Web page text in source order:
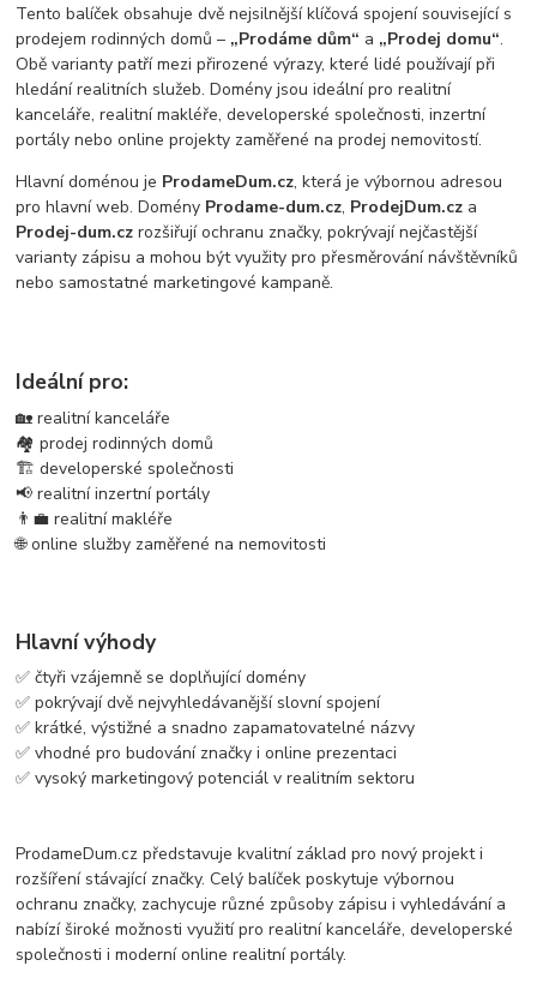
Tento balíček obsahuje dvě nejsilnější klíčová spojení související s
prodejem rodinných domů – „Prodáme dům“ a „Prodej domu“.
Obě varianty patří mezi přirozené výrazy, které lidé používají při
hledání realitních služeb. Domény jsou ideální pro realitní
kanceláře, realitní makléře, developerské společnosti, inzertní
portály nebo online projekty zaměřené na prodej nemovitostí.
Hlavní doménou je ProdameDum.cz, která je výbornou adresou
pro hlavní web. Domény Prodame-dum.cz, ProdejDum.cz a
Prodej-dum.cz rozšiřují ochranu značky, pokrývají nejčastější
varianty zápisu a mohou být využity pro přesměrování návštěvníků
nebo samostatné marketingové kampaně.
Ideální pro:
🏡 realitní kanceláře
🏘️ prodej rodinných domů
🏗️ developerské společnosti
📢 realitní inzertní portály
👨‍💼 realitní makléře
🌐 online služby zaměřené na nemovitosti
Hlavní výhody
✅ čtyři vzájemně se doplňující domény
✅ pokrývají dvě nejvyhledávanější slovní spojení
✅ krátké, výstižné a snadno zapamatovatelné názvy
✅ vhodné pro budování značky i online prezentaci
✅ vysoký marketingový potenciál v realitním sektoru
ProdameDum.cz představuje kvalitní základ pro nový projekt i
rozšíření stávající značky. Celý balíček poskytuje výbornou
ochranu značky, zachycuje různé způsoby zápisu i vyhledávání a
nabízí široké možnosti využití pro realitní kanceláře, developerské
společnosti i moderní online realitní portály.